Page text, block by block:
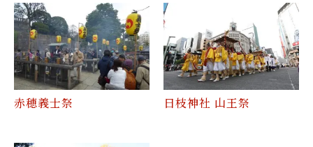
赤穂義士祭 日枝神社 山王祭